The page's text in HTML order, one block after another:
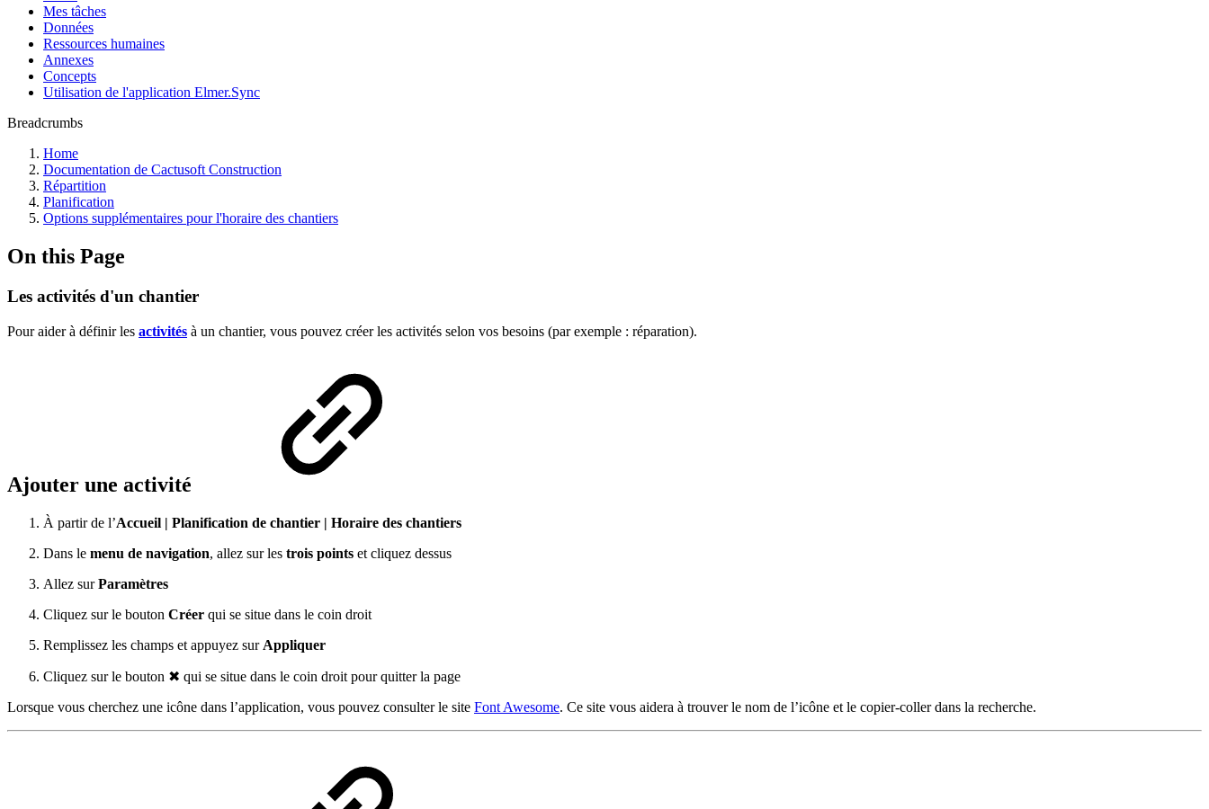
Mes tâches
Données
Ressources humaines
Annexes
Concepts
Utilisation de l'application Elmer.Sync
Breadcrumbs
Home
Documentation de Cactusoft Construction
Répartition
Planification
Options supplémentaires pour l'horaire des chantiers
On this Page
Les activités d'un chantier
Pour aider à définir les activités à un chantier, vous pouvez créer les activités selon vos besoins (par exemple : réparation).
Ajouter une activité
À partir de l’Accueil | Planification de chantier | Horaire des chantiers
Dans le menu de navigation, allez sur les trois points et cliquez dessus
Allez surParamètres
Cliquez sur le bouton Créer qui se situe dans le coin droit
Remplissez les champs et appuyez sur Appliquer
Cliquez sur le bouton ✖ qui se situe dans le coin droit pour quitter la page
Lorsque vous cherchez une icône dans l’application, vous pouvez consulter le site Font Awesome. Ce site vous aidera à trouver le nom de l’icône et le copier-coller dans la recherche.